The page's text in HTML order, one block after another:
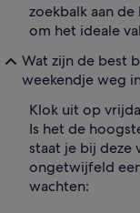
zoekbalk aan
om het ideale
Wat zijn de best
weekendje weg
Klok uit op
Is het de
staat je bij deze
ongetwijfeld
wachten: